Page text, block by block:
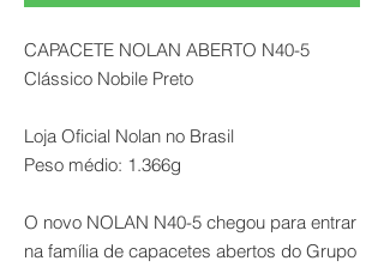
CAPACETE NOLAN ABERTO N40-5
Clássico Nobile Preto
Loja Oficial Nolan no Brasil
Peso médio: 1.366g
O novo NOLAN N40-5 chegou para entrar
na família de capacetes abertos do Grupo